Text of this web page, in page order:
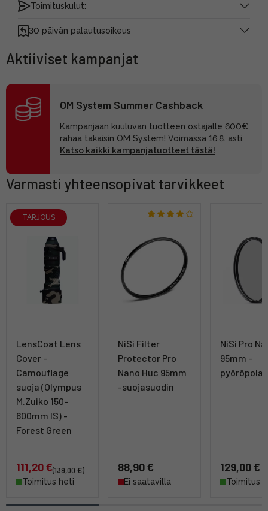
Toimituskulut:
30 päivän palautusoikeus
Aktiiviset kampanjat
OM System Summer Cashback
Kampanjaan kuuluvan tuotteen ostajalle 600€
rahaa takaisin OM System! Voimassa 16.8. asti.
Katso kaikki kampanjatuotteet tästä!
Varmasti yhteensopivat tarvikkeet
TARJOUS
LensCoat Lens
Cover -
Camouflage
suoja (Olympus
M.Zuiko 150-
600mm IS) -
Forest Green
111,20 €(139,00 €)
Toimitus heti
NiSi Filter
Protector Pro
Nano Huc 95mm
-suojasuodin
88,90 €
Ei saatavilla
NiSi Pro
95mm -
129,00 €
Toimitus